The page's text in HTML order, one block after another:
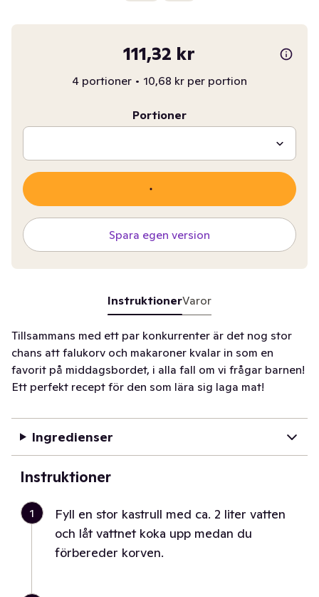
111,32 kr
4 portioner • 10,68 kr per portion
Portioner
Spara egen version
InstruktionerVaror
Tillsammans med ett par konkurrenter är det nog stor
chans att falukorv och makaroner kvalar in som en
favorit på middagsbordet, i alla fall om vi frågar barnen!
Ett perfekt recept för den som lära sig laga mat!
Ingredienser
Instruktioner
1
Fyll en stor kastrull med ca. 2 liter vatten
och låt vattnet koka upp medan du
förbereder korven.